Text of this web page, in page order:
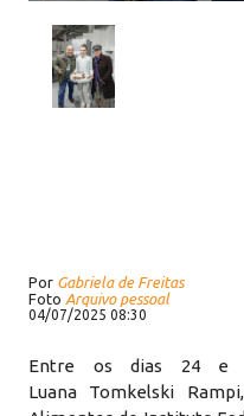
Por Gabriela de Freitas
Foto Arquivo pessoal
04/07/2025 08:30
Entre os dias 24 e
Luana Tomkelski